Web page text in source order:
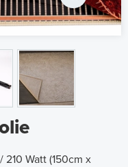
210 Watt (150cm x